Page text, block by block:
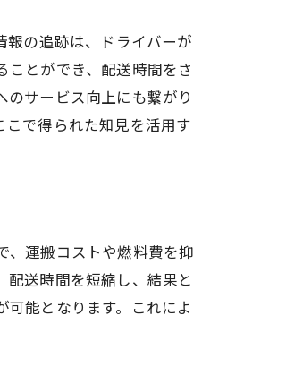
報の追跡は、ドライバーが
とができ、配送時間をさ
サービス向上にも繋がり
で得られた知見を活用す
、運搬コストや燃料費を抑
送時間を短縮し、結果と
能となります。これによ